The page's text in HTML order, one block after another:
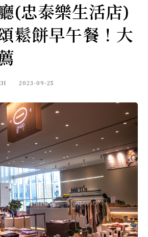
(忠泰樂生活店)
鬆餅早午餐！大
2023-09-25